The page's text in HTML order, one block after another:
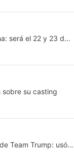
será el 22 y 23 de
sobre su casting
Team Trump: usó